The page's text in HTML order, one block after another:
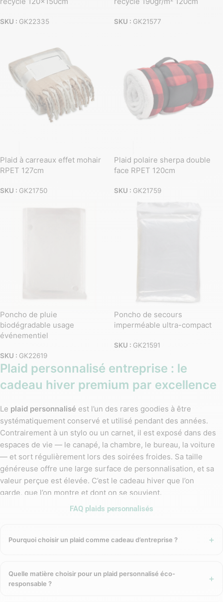
SKU : GK22335 SKU : GK21577
Plaid à carreaux effet mohair
RPET 127cm
SKU : GK21750
Plaid polaire sherpa double
face RPET 120cm
SKU : GK21759
Poncho de pluie
biodégradable usage
événementiel
SKU : GK22619
Poncho de secours
imperméable ultra-compact
SKU : GK21591
Plaid personnalisé entreprise : le
cadeau hiver premium par excellence
Le plaid personnalisé est l’un des rares goodies à être
systématiquement conservé et utilisé pendant des années.
Contrairement à un stylo ou un carnet, il est exposé dans des
espaces de vie — le canapé, la chambre, le bureau, la voiture
— et sort régulièrement lors des soirées froides. Sa taille
généreuse offre une large surface de personnalisation, et sa
valeur perçue est élevée. C’est le cadeau hiver que l’on
garde, que l’on montre et dont on se souvient.
Pour les entreprises engagées dans une démarche RSE, le
renforce la cohérence entre le message et l’objet : un cadeau
Les matières disponibles pour un
FAQ plaids personnalisés
Pourquoi choisir un plaid comme cadeau d’entreprise ?
Quelle matière choisir pour un plaid personnalisé éco-
responsable ?